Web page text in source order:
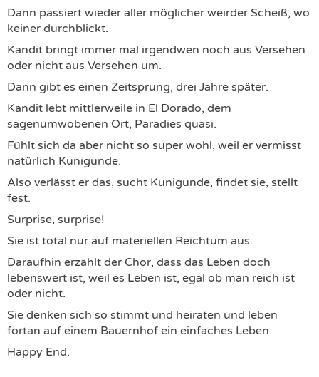
Dann passiert wieder aller möglicher weirder Scheiß, wo
keiner durchblickt.
Kandit bringt immer mal irgendwen noch aus Versehen
oder nicht aus Versehen um.
Dann gibt es einen Zeitsprung, drei Jahre später.
Kandit lebt mittlerweile in El Dorado, dem
sagenumwobenen Ort, Paradies quasi.
Fühlt sich da aber nicht so super wohl, weil er vermisst
natürlich Kunigunde.
Also verlässt er das, sucht Kunigunde, findet sie, stellt
fest.
Surprise, surprise!
Sie ist total nur auf materiellen Reichtum aus.
Daraufhin erzählt der Chor, dass das Leben doch
lebenswert ist, weil es Leben ist, egal ob man reich ist
oder nicht.
Sie denken sich so stimmt und heiraten und leben
fortan auf einem Bauernhof ein einfaches Leben.
Happy End.